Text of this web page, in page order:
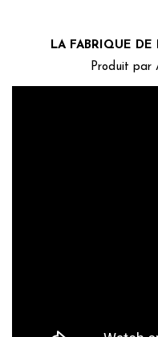
LA FABRIQUE DE
Produit par